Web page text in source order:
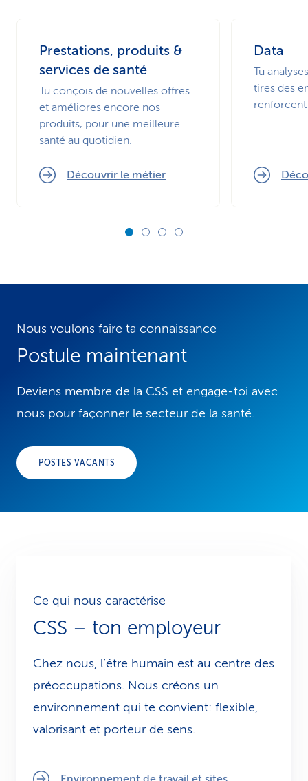
Prestations, produits &
services de santé
Tu conçois de nouvelles offres
et améliores encore nos
produits, pour une meilleure
santé au quotidien.
Découvrir le métier
Data
Tu
tires des
Nous voulons faire ta connaissance
Postule maintenant
Deviens membre de la CSS et engage-toi avec
nous pour façonner le secteur de la santé.
POSTES VACANTS
Ce qui nous caractérise
CSS – ton employeur
Chez nous, l’être humain est au centre des
préoccupations. Nous créons un
environnement qui te convient: flexible,
valorisant et porteur de sens.